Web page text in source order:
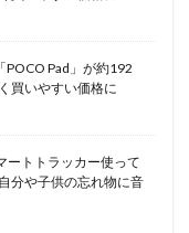
POCO Pad」が約192
買いやすい価格に
ートトラッカー使って
分や子供の忘れ物に音